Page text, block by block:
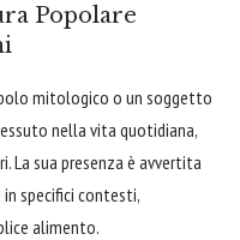
Popolare
mitologico o un soggetto
nella vita quotidiana,
La sua presenza è avvertita
specifici contesti,
alimento.